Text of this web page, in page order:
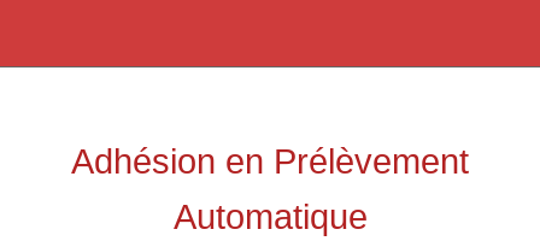
Adhésion en Prélèvement
Automatique